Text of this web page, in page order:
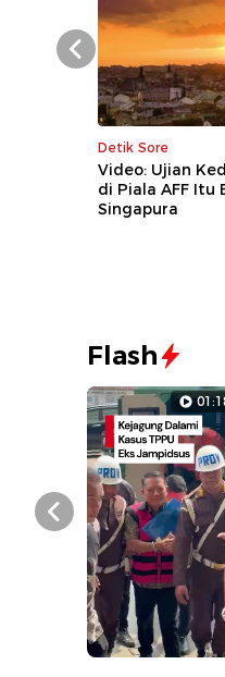
Detik Sore
Video: Ujian
di Piala AFF Itu
Singapura
Prev
Flash
Prev